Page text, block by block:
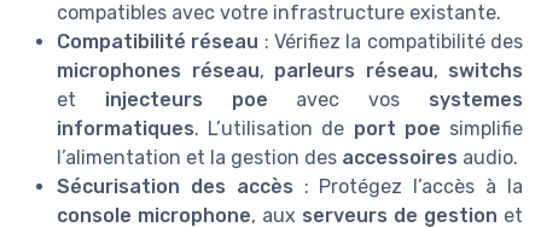
compatibles avec votre infrastructure existante.
Compatibilité réseau : Vérifiez la compatibilité des
microphones réseau, parleurs réseau, switchs
et injecteurs poe avec vos systemes
informatiques. L’utilisation de port poe simplifie
l’alimentation et la gestion des accessoires audio.
Sécurisation des accès : Protégez l’accès à la
console microphone, aux serveurs de gestion et